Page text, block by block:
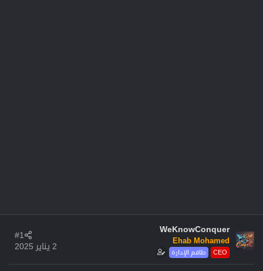
WeKnowConquer
Ehab Mohamed
طاقم الإدارة CEO
2 يناير 2025
#1